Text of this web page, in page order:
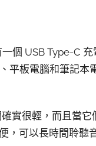
個 USB Type-C
平板電腦和筆記本
實很輕，而且當它
，可以長時間聆聽